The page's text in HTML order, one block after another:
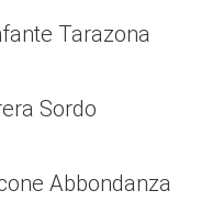
Tarazona
Sordo
Abbondanza